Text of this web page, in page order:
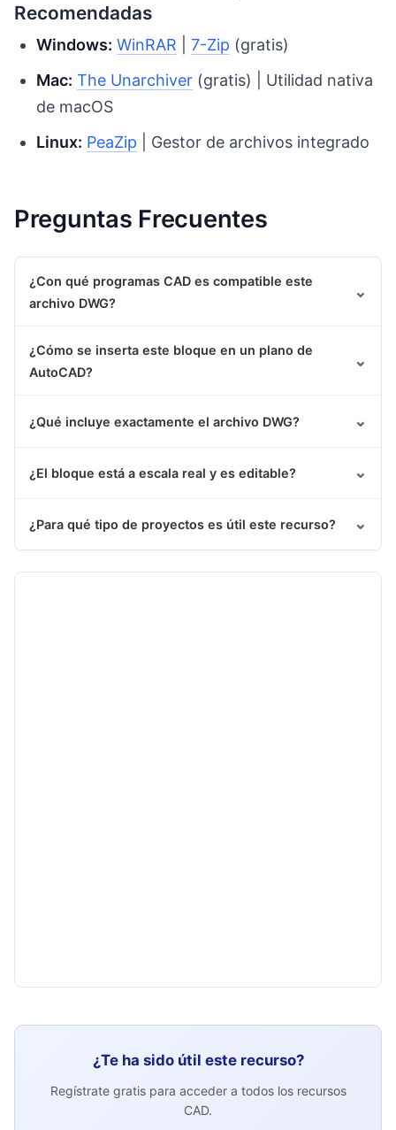
Recomendadas
Windows: WinRAR |7-Zip (gratis)
Mac: The Unarchiver (gratis) | Utilidad nativa
de macOS
Linux: PeaZip | Gestor de archivos integrado
Preguntas Frecuentes
¿Con qué programas CAD es compatible este
archivo DWG?
⌄
¿Cómo se inserta este bloque en un plano de
AutoCAD?
⌄
¿Qué incluye exactamente el archivo DWG? ⌄
¿El bloque está a escala real y es editable? ⌄
¿Para qué tipo de proyectos es útil este recurso? ⌄
¿Te ha sido útil este recurso?
Regístrate gratis para acceder a todos los recursos
CAD.